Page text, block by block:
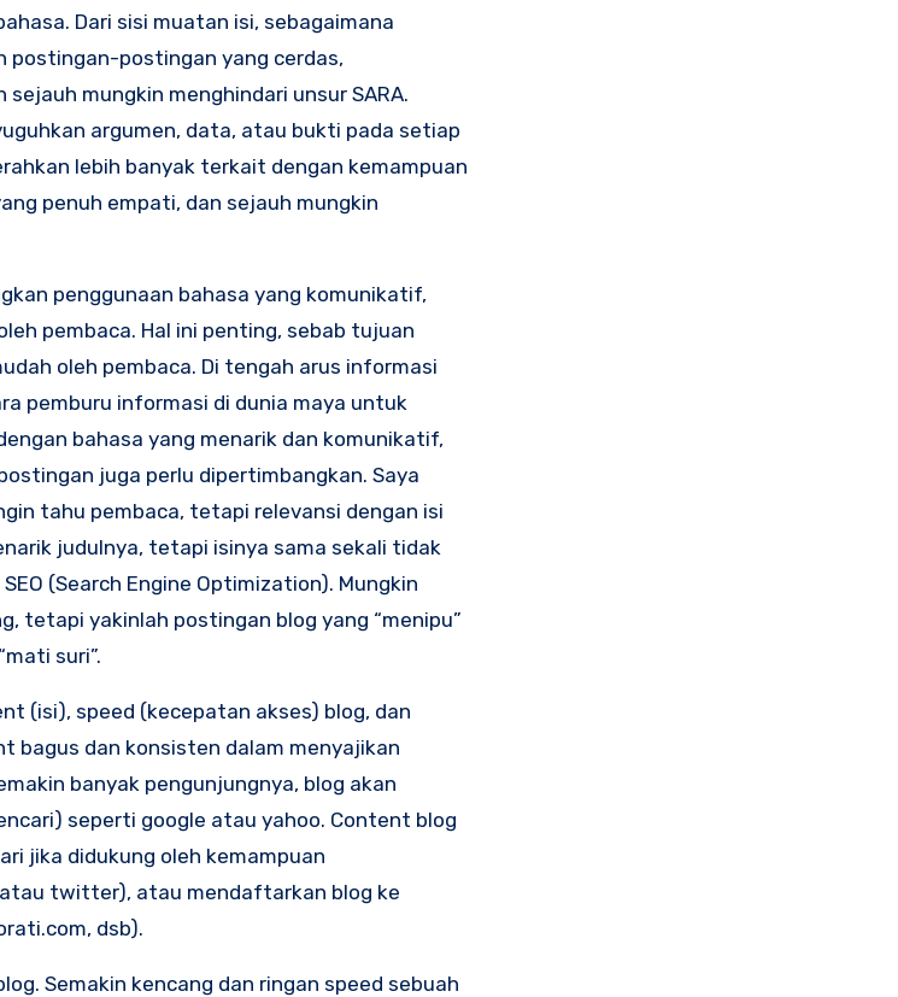
Dari sisi muatan isi, sebagaimana
postingan-postingan yang cerdas,
mungkin menghindari unsur SARA.
argumen, data, atau bukti pada setiap
lebih banyak terkait dengan kemampuan
penuh empati, dan sejauh mungkin
penggunaan bahasa yang komunikatif,
pembaca. Hal ini penting, sebab tujuan
oleh pembaca. Di tengah arus informasi
pemburu informasi di dunia maya untuk
bahasa yang menarik dan komunikatif,
juga perlu dipertimbangkan. Saya
tahu pembaca, tetapi relevansi dengan isi
judulnya, tetapi isinya sama sekali tidak
(Search Engine Optimization). Mungkin
tetapi yakinlah postingan blog yang “menipu”
suri”.
(isi), speed (kecepatan akses) blog, dan
bagus dan konsisten dalam menyajikan
banyak pengunjungnya, blog akan
seperti google atau yahoo. Content blog
jika didukung oleh kemampuan
twitter), atau mendaftarkan blog ke
dsb).
Semakin kencang dan ringan speed sebuah